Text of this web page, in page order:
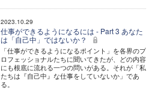
2023.10.29
仕事ができるようになるには - Part 3 あなた
は「自己中」ではないか？
「仕事ができるようになるポイント」を各界のプ
ロフェッショナルたちに聞いてきたが、どの内容
にも根底に流れる一つの問いがある。それが「私
たちは『自己中』な仕事をしていないか」であ
る。